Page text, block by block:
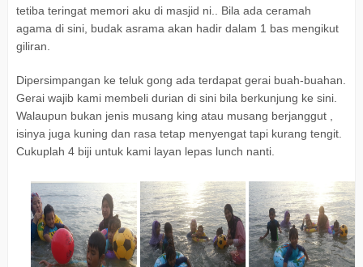
tetiba teringat memori aku di masjid ni.. Bila ada ceramah
agama di sini, budak asrama akan hadir dalam 1 bas mengikut
giliran.
Dipersimpangan ke teluk gong ada terdapat gerai buah-buahan.
Gerai wajib kami membeli durian di sini bila berkunjung ke sini.
Walaupun bukan jenis musang king atau musang berjanggut ,
isinya juga kuning dan rasa tetap menyengat tapi kurang tengit.
Cukuplah 4 biji untuk kami layan lepas lunch nanti.